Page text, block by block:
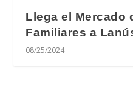
Llega el Mercado
Familiares a
08/25/2024